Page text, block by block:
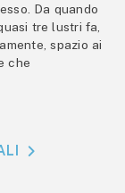
Da quando
tre lustri fa,
spazio ai
che